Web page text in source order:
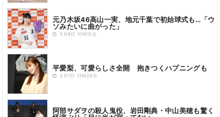
元乃木坂46高山一実、地元千葉で初始球式も…「ウ
ソみたいに曲がった」
5月8日 10時15分
平愛梨、可愛らしさ全開 抱きつくハプニングも
5月7日 13時29分
阿部サダヲの殺人鬼役、岩田剛典・中山美穂も驚く